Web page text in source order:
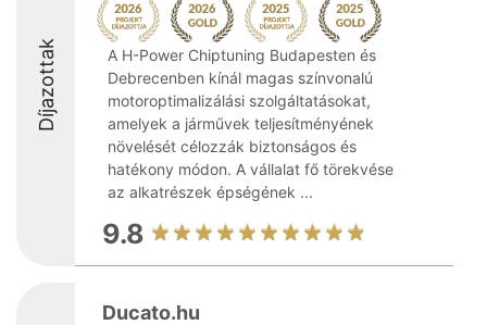
Díjazottak
A H-Power Chiptuning Budapesten és
Debrecenben kínál magas színvonalú
motoroptimalizálási szolgáltatásokat,
amelyek a járművek teljesítményének
növelését célozzák biztonságos és
hatékony módon. A vállalat fő törekvése
az alkatrészek épségének ...
9.8
Ducato.hu